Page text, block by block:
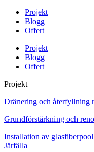
Projekt
Blogg
Offert
Projekt
Blogg
Offert
Projekt
Dränering och återfyllning
Grundförstärkning och
Installation av
Järfälla